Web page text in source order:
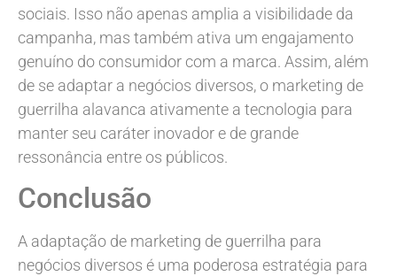
sociais. Isso não apenas amplia a visibilidade da
campanha, mas também ativa um engajamento
genuíno do consumidor com a marca. Assim, além
de se adaptar a negócios diversos, o marketing de
guerrilha alavanca ativamente a tecnologia para
manter seu caráter inovador e de grande
ressonância entre os públicos.
Conclusão
A adaptação de marketing de guerrilha para
negócios diversos é uma poderosa estratégia para